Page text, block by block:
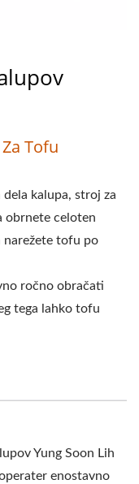
Tofu
kalupa, stroj za
obrnete celoten
narežete tofu po
ročno obračati
tega lahko tofu
Yung Soon Lih
enostavno